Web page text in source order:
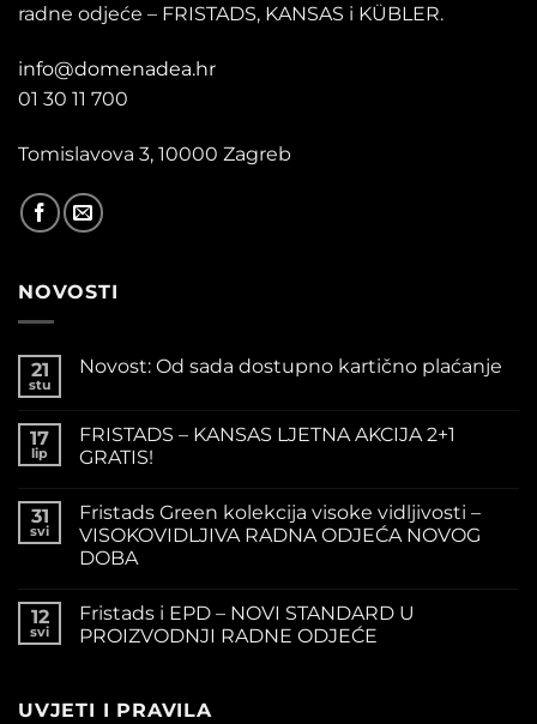
radne odjeće – FRISTADS, KANSAS i KÜBLER.
info@domenadea.hr
01 30 11 700
Tomislavova 3, 10000 Zagreb
NOVOSTI
21
stu
Novost: Od sada dostupno kartično plaćanje
17
lip
FRISTADS – KANSAS LJETNA AKCIJA 2+1
GRATIS!
31
svi
Fristads Green kolekcija visoke vidljivosti –
VISOKOVIDLJIVA RADNA ODJEĆA NOVOG
DOBA
12
svi
Fristads i EPD – NOVI STANDARD U
PROIZVODNJI RADNE ODJEĆE
UVJETI I PRAVILA